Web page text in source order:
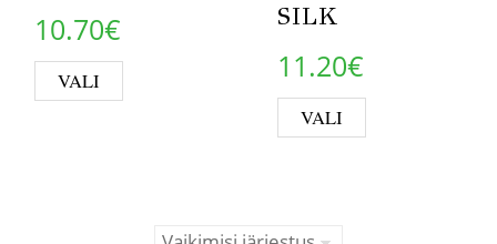
10.70€
VALI This product has multiple variants.
SILK
11.20€
VALI